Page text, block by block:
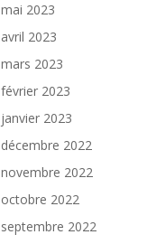
mai 2023
avril 2023
mars 2023
février 2023
janvier 2023
décembre 2022
novembre 2022
octobre 2022
septembre 2022